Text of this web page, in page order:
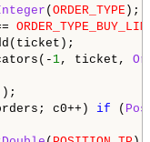
( ORDER_TYPE );
1, ticket,
c0++) if (